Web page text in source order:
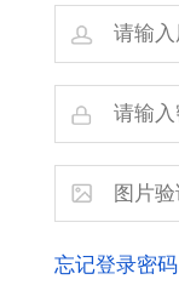
忘记登录密码